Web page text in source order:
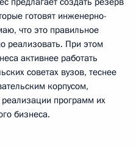
готовят инженерно-
что это правильное
реализовать. При этом
активнее работать
советах вузов, теснее
корпусом,
программ их
бизнеса.